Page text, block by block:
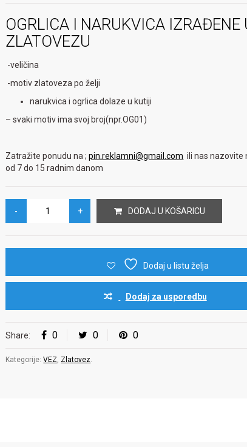
OGRLICA I NARUKVICA IZRAĐENE
ZLATOVEZU
-veličina
-motiv zlatoveza po želji
narukvica i ogrlica dolaze u kutiji
– svaki motiv ima svoj broj(npr.OG01)
Zatražite ponudu na ;pin.reklamni@gmail.com ili nas nazovite
od 7 do 15 radnim danom
DODAJ U KOŠARICU
Dodaj u listu želja
Dodaj za usporedbu
Share: 0 0 0
Kategorije:VEZ, Zlatovez.